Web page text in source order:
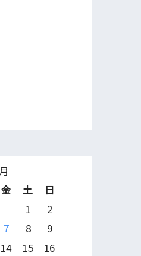
金 土
日
1
2
7 8
9
14 15
16